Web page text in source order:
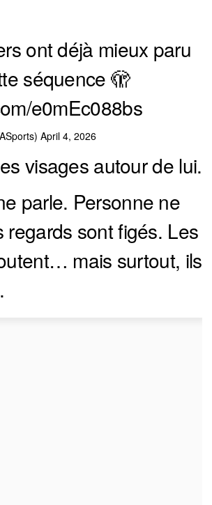
ont déjà mieux paru
séquence 🫣
e0mEc088bs
April 4, 2026
visages autour de lui.
parle. Personne ne
regards sont figés. Les
mais surtout, ils